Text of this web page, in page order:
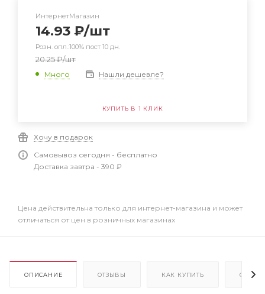
ИнтернетМагазин
14.93 ₽/шт
Розн. опл.:100% пост 10 дн.
20.25₽/шт
Много Нашли дешевле?
КУПИТЬ В 1 КЛИК
Хочу в подарок
Самовывоз сегодня - бесплатно
Доставка завтра - 390 ₽
Цена действительна только для интернет-магазина и может
отличаться от цен в розничных магазинах
ОПИСАНИЕ ОТЗЫВЫ КАК КУПИТЬ